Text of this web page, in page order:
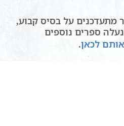
מתעדכנים על בסיס קבוע,
ספרים נוספים
לכאן.